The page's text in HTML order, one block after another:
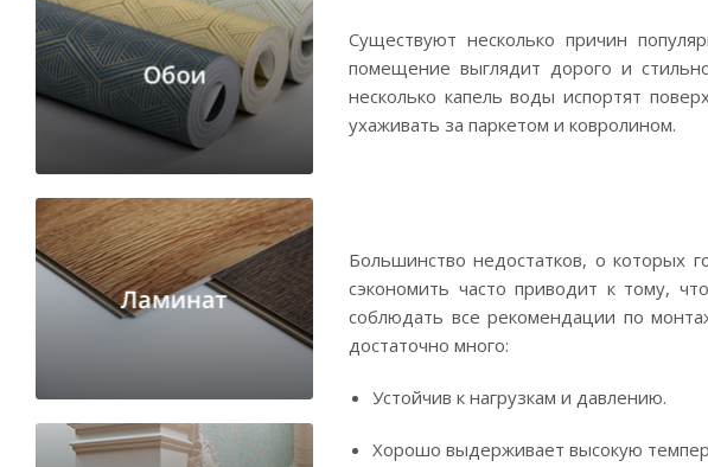
Существуют несколько причин
помещение выглядит дорого и
несколько капель воды испортят
ухаживать за паркетом и ковролином.
Большинство недостатков, о которых
сэкономить часто приводит к тому,
соблюдать все рекомендации по
достаточно много:
Устойчив к нагрузкам и давлению.
Хорошо выдерживает высокую